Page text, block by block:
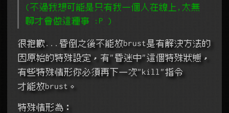
(不過我想可能是只有我一個人在線上,太無
聊才會做這種事 :P )
很抱歉...昏倒之後不能放brust是有解決方法的
因原始的特殊設定，有"昏迷中"這個特殊狀態，
有些特殊情形你必須再下一次"kill"指令
才能放brust。
特殊情形為：